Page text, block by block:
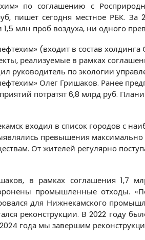
по соглашению с
пишет сегодня местное РБК. За
1,5 млн проб воздуха, ни одного
(входит в состав холдинга
реализуемые в рамках
руководитель по экологии
Олег Гришаков. Ранее
потратят 6,8 млрд руб.
входил в список городов с
превышения
От жителей регулярно
в рамках соглашения 1,7
промышленные отходы.
для Нижнекамского
реконструкции. В 2022 году
года мы завершим